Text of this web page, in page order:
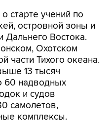
старте учений по
островной зоны и
Дальнего Востока.
Охотском
части Тихого океана.
13 тысяч
60 надводных
и судов
самолетов,
комплексы.